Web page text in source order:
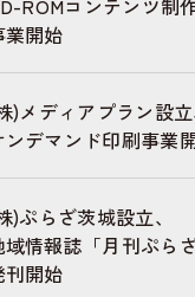
ROMコンテンツ制
業開始
)メディアプラン設立
ンデマンド印刷事業
)ぷらざ茨城設立、
域情報誌「月刊ぷらざ
刊開始